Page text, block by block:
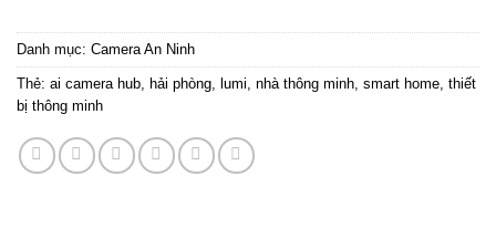
Danh mục: Camera An Ninh
Thẻ: ai camera hub, hải phòng, lumi, nhà thông minh, smart home, thiết
bị thông minh